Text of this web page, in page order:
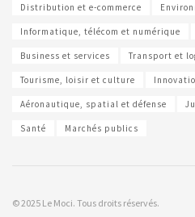
Distribution et e-commerce
Informatique, télécom et numérique
Business et services Transport et
Tourisme, loisir et culture
Aéronautique, spatial et défense
Santé Marchés publics
© 2025 Le Moci. Tous droits réservés.